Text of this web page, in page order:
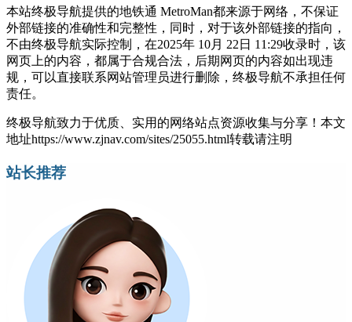
本站终极导航提供的地铁通 MetroMan都来源于网络，不保证
外部链接的准确性和完整性，同时，对于该外部链接的指向，
不由终极导航实际控制，在2025年 10月 22日 11:29收录时，该
网页上的内容，都属于合规合法，后期网页的内容如出现违
规，可以直接联系网站管理员进行删除，终极导航不承担任何
责任。
终极导航致力于优质、实用的网络站点资源收集与分享！ 本文
地址https://www.zjnav.com/sites/25055.html转载请注明
站长推荐